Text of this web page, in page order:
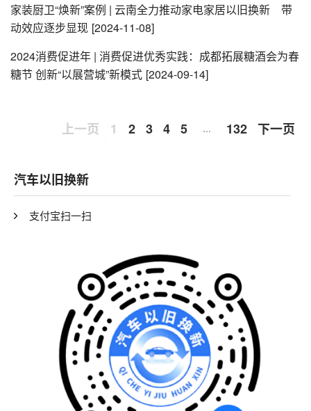
家装厨卫“焕新”案例 | 云南全力推动家电家居以旧换新 带
动效应逐步显现 [2024-11-08]
2024消费促进年 | 消费促进优秀实践：成都拓展糖酒会为春
糖节 创新“以展营城”新模式 [2024-09-14]
上一页 1 2 3 4 5 … 132 下一页
汽车以旧换新
支付宝扫一扫